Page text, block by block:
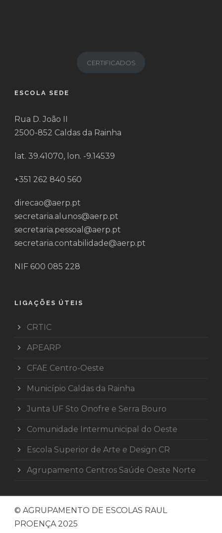
CERTIFICADOS
ESCOLA SEDE
Rua D. João II
2500-852 Caldas da Rainha
lat. 39.41070, lon. -9.14539
+351 262 840 560
direcao@aerp.pt
secretaria.alunos@aerp.pt
secretaria.pessoal@aerp.pt
secretaria.contabilidade@aerp.pt
NIF 600 085 228
LIGAÇÕES ÚTEIS
CRTIC
APEARP
CFAE Centro-Oeste
Município Caldas da Rainha
Junta UF Sto Onofre e Serra Bouro
Comunidade Intermunicipal do Oeste
Escola Superior de Arte e Design CR
Agrupamento Centros Saúde Oeste Norte
© AGRUPAMENTO DE ESCOLAS RAUL
PROENÇA 2025